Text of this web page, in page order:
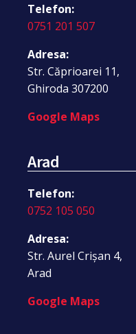
Telefon:
0751 201 507
Adresa:
Str. Căprioarei 11,
Ghiroda 307200
Google Maps
Arad
Telefon:
0752 105 050
Adresa:
Str. Aurel Crișan 4,
Arad
Google Maps